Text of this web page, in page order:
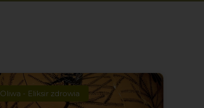
Oliwa - Eliksir zdrowia